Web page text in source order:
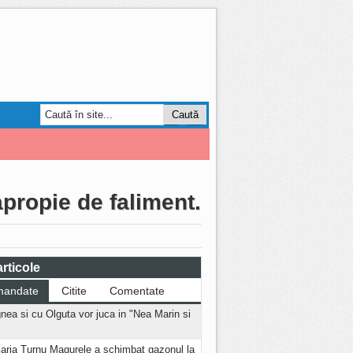
de faliment.
Citite Comentate
si cu Olguta vor juca in "Nea Marin si
Turnu Magurele a schimbat gazonul la